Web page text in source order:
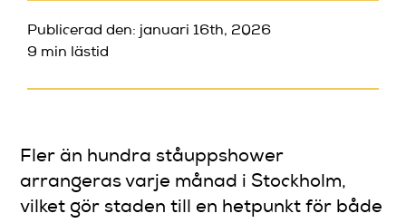
Publicerad den: januari 16th, 2026
9 min lästid
Fler än hundra ståuppshower
arrangeras varje månad i Stockholm,
vilket gör staden till en hetpunkt för både